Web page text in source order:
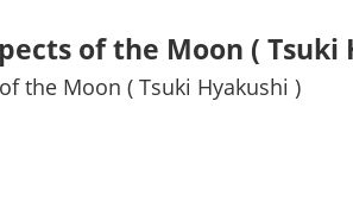
of the Moon ( Tsuki
the Moon ( Tsuki Hyakushi )